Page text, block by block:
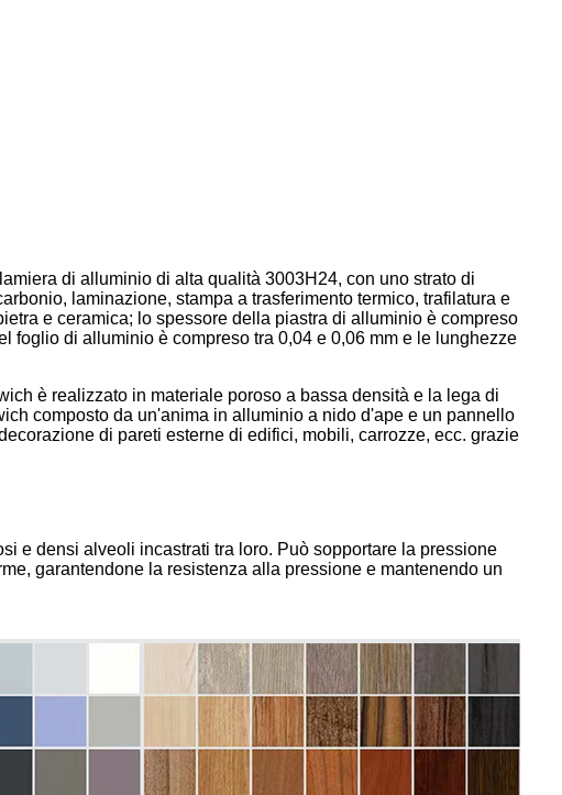
di alluminio di alta qualità 3003H24, con uno strato di
laminazione, stampa a trasferimento termico, trafilatura e
e ceramica; lo spessore della piastra di alluminio è compreso
foglio di alluminio è compreso tra 0,04 e 0,06 mm e le lunghezze
è realizzato in materiale poroso a bassa densità e la lega di
composto da un'anima in alluminio a nido d'ape e un pannello
di pareti esterne di edifici, mobili, carrozze, ecc. grazie
e densi alveoli incastrati tra loro. Può sopportare la pressione
garantendone la resistenza alla pressione e mantenendo un